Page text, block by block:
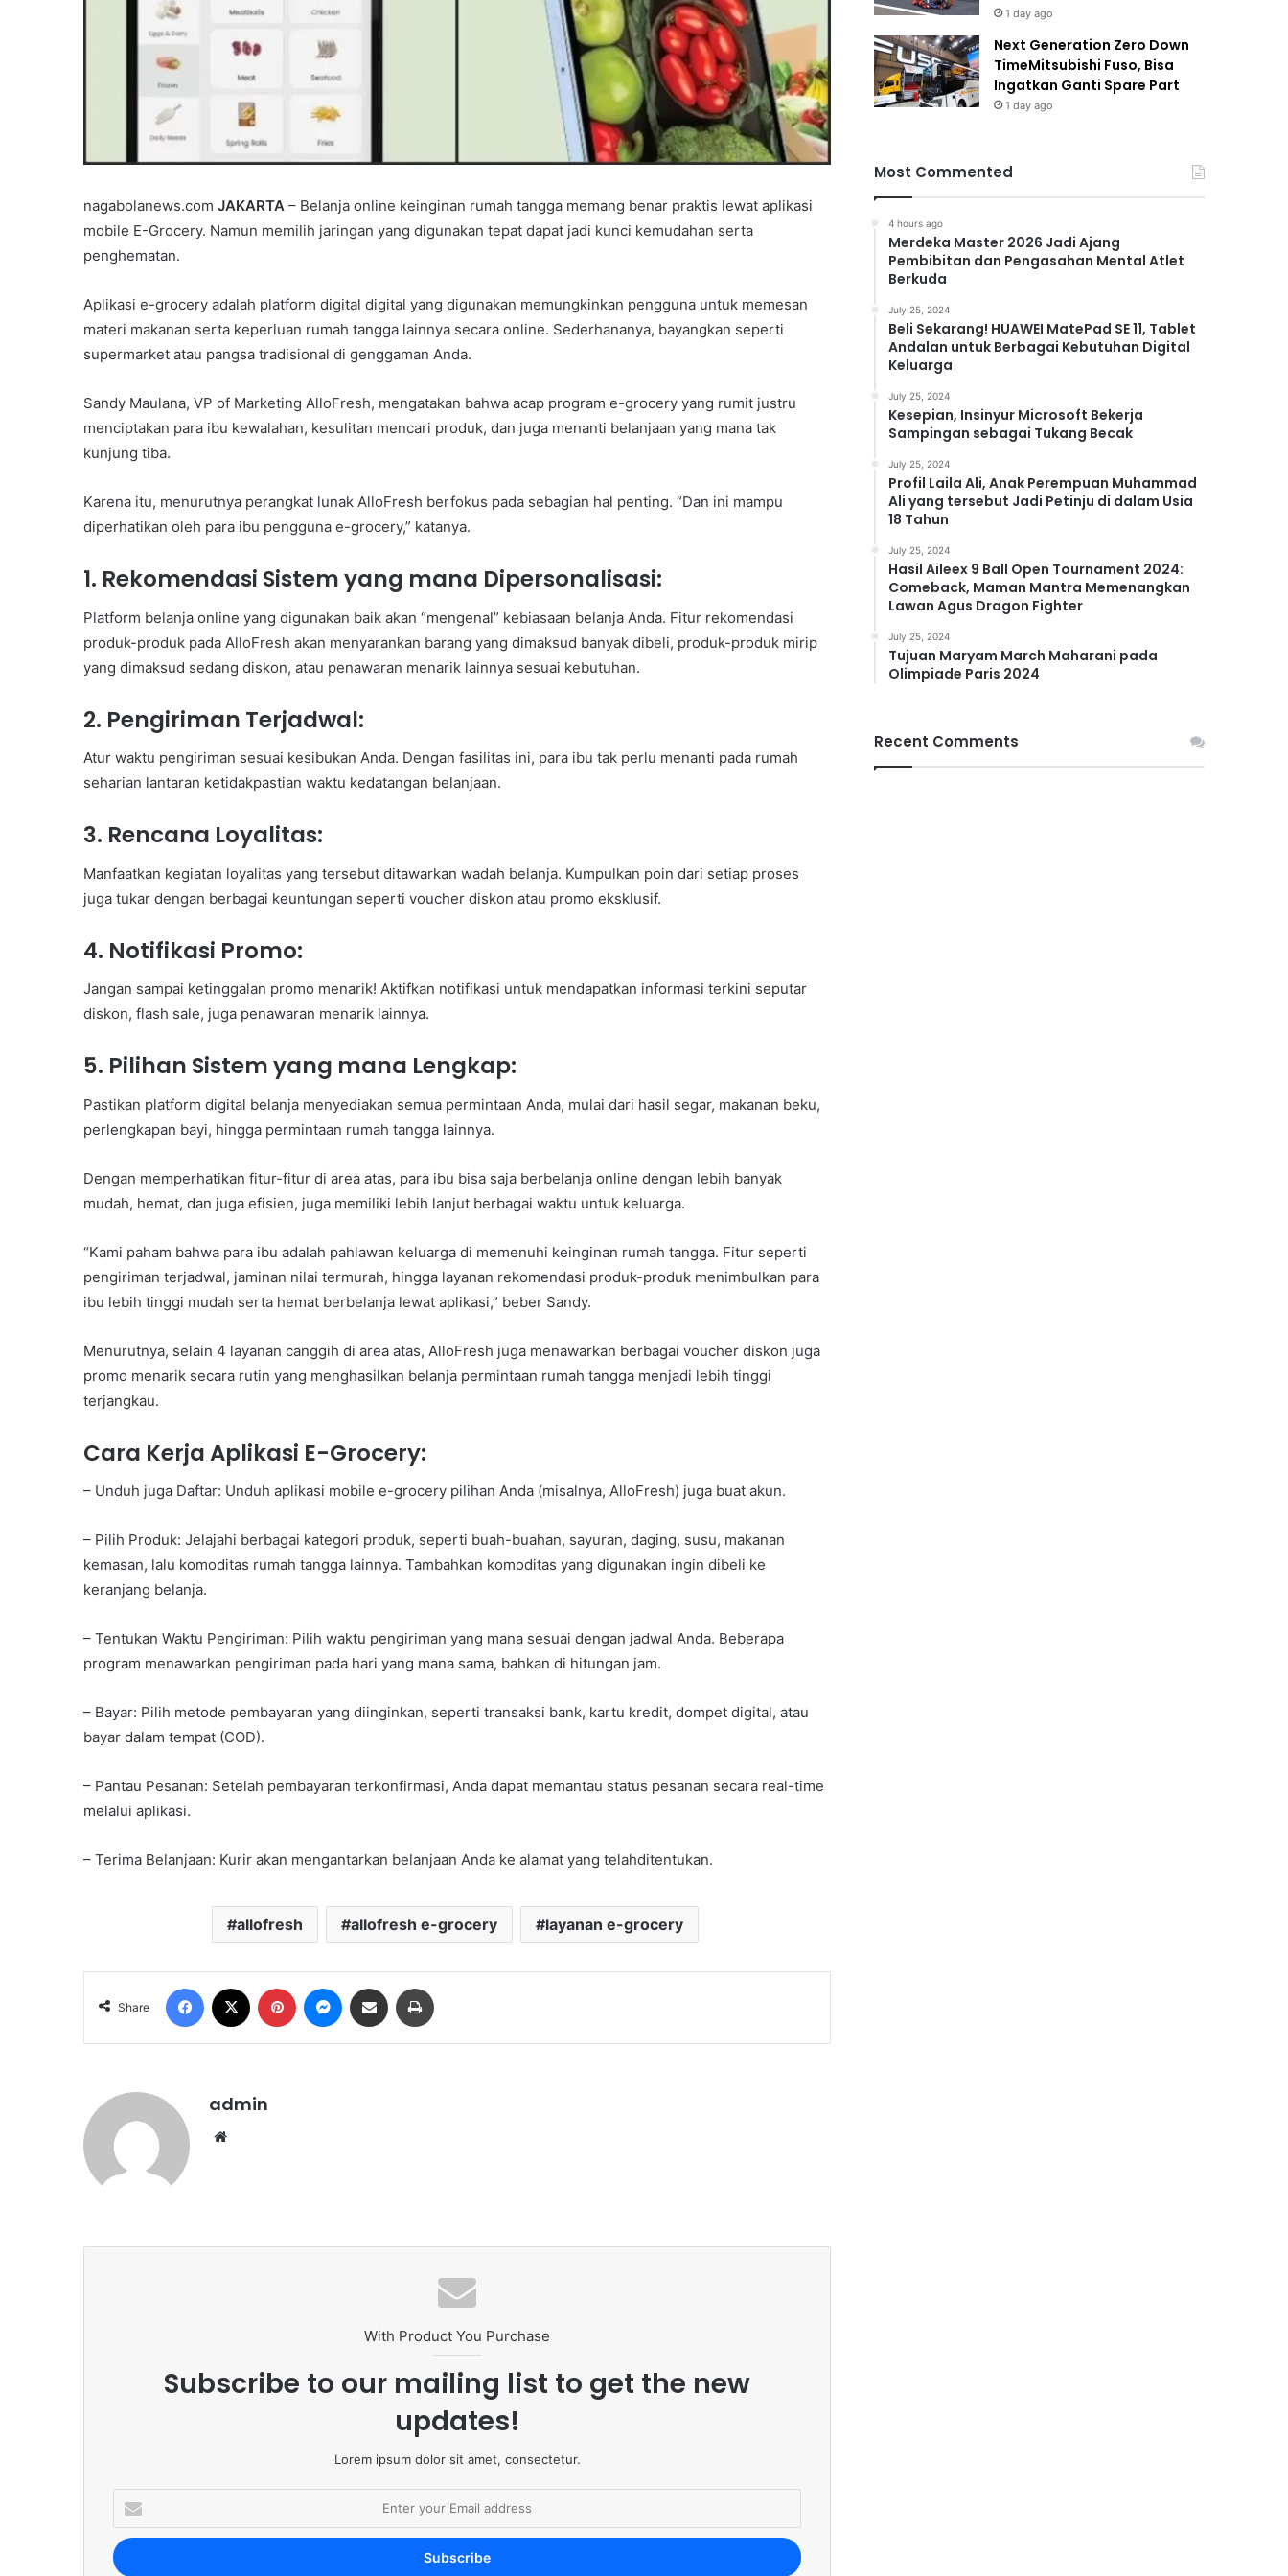
nagabolanews.com JAKARTA – Belanja online keinginan rumah tangga memang benar praktis lewat aplikasi
mobile E-Grocery. Namun memilih jaringan yang digunakan tepat dapat jadi kunci kemudahan serta
penghematan.
Aplikasi e-grocery adalah platform digital digital yang digunakan memungkinkan pengguna untuk memesan
materi makanan serta keperluan rumah tangga lainnya secara online. Sederhananya, bayangkan seperti
supermarket atau pangsa tradisional di genggaman Anda.
Sandy Maulana, VP of Marketing AlloFresh, mengatakan bahwa acap program e-grocery yang rumit justru
menciptakan para ibu kewalahan, kesulitan mencari produk, dan juga menanti belanjaan yang mana tak
kunjung tiba.
Karena itu, menurutnya perangkat lunak AlloFresh berfokus pada sebagian hal penting. “Dan ini mampu
diperhatikan oleh para ibu pengguna e-grocery,” katanya.
1. Rekomendasi Sistem yang mana Dipersonalisasi:
Platform belanja online yang digunakan baik akan “mengenal” kebiasaan belanja Anda. Fitur rekomendasi
produk-produk pada AlloFresh akan menyarankan barang yang dimaksud banyak dibeli, produk-produk mirip
yang dimaksud sedang diskon, atau penawaran menarik lainnya sesuai kebutuhan.
2. Pengiriman Terjadwal:
Atur waktu pengiriman sesuai kesibukan Anda. Dengan fasilitas ini, para ibu tak perlu menanti pada rumah
seharian lantaran ketidakpastian waktu kedatangan belanjaan.
3. Rencana Loyalitas:
Manfaatkan kegiatan loyalitas yang tersebut ditawarkan wadah belanja. Kumpulkan poin dari setiap proses
juga tukar dengan berbagai keuntungan seperti voucher diskon atau promo eksklusif.
4. Notifikasi Promo:
Jangan sampai ketinggalan promo menarik! Aktifkan notifikasi untuk mendapatkan informasi terkini seputar
diskon, flash sale, juga penawaran menarik lainnya.
5. Pilihan Sistem yang mana Lengkap:
Pastikan platform digital belanja menyediakan semua permintaan Anda, mulai dari hasil segar, makanan beku,
perlengkapan bayi, hingga permintaan rumah tangga lainnya.
Dengan memperhatikan fitur-fitur di area atas, para ibu bisa saja berbelanja online dengan lebih banyak
mudah, hemat, dan juga efisien, juga memiliki lebih lanjut berbagai waktu untuk keluarga.
“Kami paham bahwa para ibu adalah pahlawan keluarga di memenuhi keinginan rumah tangga. Fitur seperti
pengiriman terjadwal, jaminan nilai termurah, hingga layanan rekomendasi produk-produk menimbulkan para
ibu lebih tinggi mudah serta hemat berbelanja lewat aplikasi,” beber Sandy.
Menurutnya, selain 4 layanan canggih di area atas, AlloFresh juga menawarkan berbagai voucher diskon juga
promo menarik secara rutin yang menghasilkan belanja permintaan rumah tangga menjadi lebih tinggi
terjangkau.
Cara Kerja Aplikasi E-Grocery:
– Unduh juga Daftar: Unduh aplikasi mobile e-grocery pilihan Anda (misalnya, AlloFresh) juga buat akun.
– Pilih Produk: Jelajahi berbagai kategori produk, seperti buah-buahan, sayuran, daging, susu, makanan
kemasan, lalu komoditas rumah tangga lainnya. Tambahkan komoditas yang digunakan ingin dibeli ke
keranjang belanja.
– Tentukan Waktu Pengiriman: Pilih waktu pengiriman yang mana sesuai dengan jadwal Anda. Beberapa
program menawarkan pengiriman pada hari yang mana sama, bahkan di hitungan jam.
– Bayar: Pilih metode pembayaran yang diinginkan, seperti transaksi bank, kartu kredit, dompet digital, atau
bayar dalam tempat (COD).
– Pantau Pesanan: Setelah pembayaran terkonfirmasi, Anda dapat memantau status pesanan secara real-time
melalui aplikasi.
– Terima Belanjaan: Kurir akan mengantarkan belanjaan Anda ke alamat yang telahditentukan.
allofresh allofresh e-grocery layanan e-grocery
Share
admin
With Product You Purchase
Subscribe to our mailing list to get the new
updates!
Lorem ipsum dolor sit amet, consectetur.
e
1 day ago
Next Generation Zero Down
TimeMitsubishi Fuso, Bisa
Ingatkan Ganti Spare Part
1 day ago
Most Commented
4 hours ago
Merdeka Master 2026 Jadi Ajang
Pembibitan dan Pengasahan Mental Atlet
Berkuda
July 25, 2024
Beli Sekarang! HUAWEI MatePad SE 11, Tablet
Andalan untuk Berbagai Kebutuhan Digital
Keluarga
July 25, 2024
Kesepian, Insinyur Microsoft Bekerja
Sampingan sebagai Tukang Becak
July 25, 2024
Profil Laila Ali, Anak Perempuan Muhammad
Ali yang tersebut Jadi Petinju di dalam Usia
18 Tahun
July 25, 2024
Hasil Aileex 9 Ball Open Tournament 2024:
Comeback, Maman Mantra Memenangkan
Lawan Agus Dragon Fighter
July 25, 2024
Tujuan Maryam March Maharani pada
Olimpiade Paris 2024
Recent Comments